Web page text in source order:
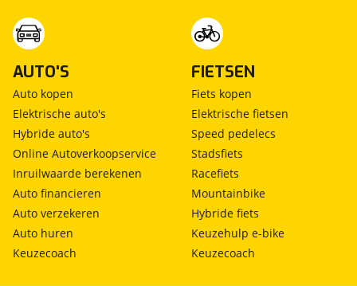
AUTO'S
Auto kopen
Elektrische auto's
Hybride auto's
Online Autoverkoopservice
Inruilwaarde berekenen
Auto financieren
Auto verzekeren
Auto huren
Keuzecoach
FIETSEN
Fiets kopen
Elektrische fietsen
Speed pedelecs
Stadsfiets
Racefiets
Mountainbike
Hybride fiets
Keuzehulp e-bike
Keuzecoach